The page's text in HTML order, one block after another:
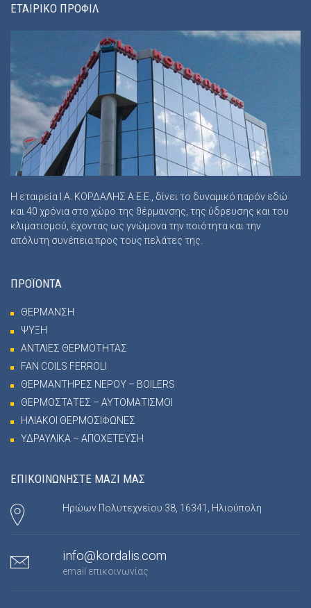
ΕΤΑΙΡΙΚΟ ΠΡΟΦΙΛ
Η εταιρεία Ι.Α. ΚΟΡΔΑΛΗΣ Α.Ε.Ε., δίνει το δυναμικό παρόν εδώ
και 40 χρόνια στο χώρο της θέρμανσης, της ύδρευσης και του
κλιματισμού, έχοντας ως γνώμονα την ποιότητα και την
απόλυτη συνέπεια προς τους πελάτες της.
ΠΡΟΪΟΝΤΑ
ΘΕΡΜΑΝΣΗ
ΨΥΞΗ
ΑΝΤΛΙΕΣ ΘΕΡΜΟΤΗΤΑΣ
FAN COILS FERROLI
ΘΕΡΜΑΝΤΗΡΕΣ ΝΕΡΟΥ – BOILERS
ΘΕΡΜΟΣΤΑΤΕΣ – ΑΥΤΟΜΑΤΙΣΜΟΙ
ΗΛΙΑΚΟΙ ΘΕΡΜΟΣΙΦΩΝΕΣ
ΥΔΡΑΥΛΙΚΑ – ΑΠΟΧΕΤΕΥΣΗ
ΕΠΙΚΟΙΝΩΝΗΣΤΕ ΜΑΖΙ ΜΑΣ
Ηρώων Πολυτεχνείου 38, 16341, Ηλιούπολη
info@kordalis.com
email επικοινωνίας